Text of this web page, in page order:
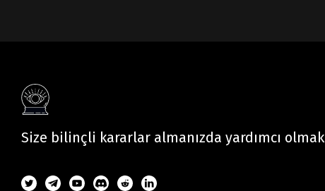
Size bilinçli kararlar almanızda yardımcı olmak